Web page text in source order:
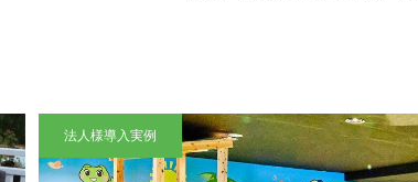
法人様導入実例